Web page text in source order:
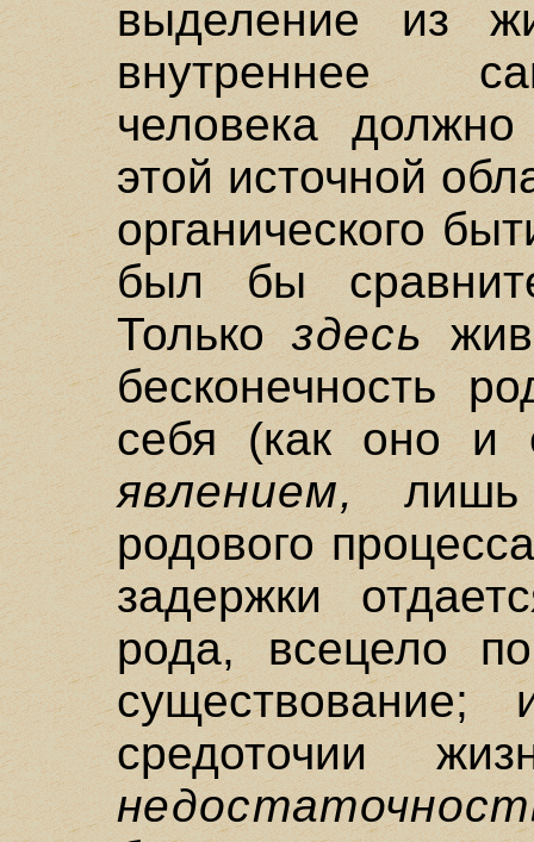
выделение из
внутреннее
человека
этой источной
органического
был бы
Толькоздесь
бесконечность
себя (как оно и
явлением,лишь
родового
задержки
рода, всецело
средоточии